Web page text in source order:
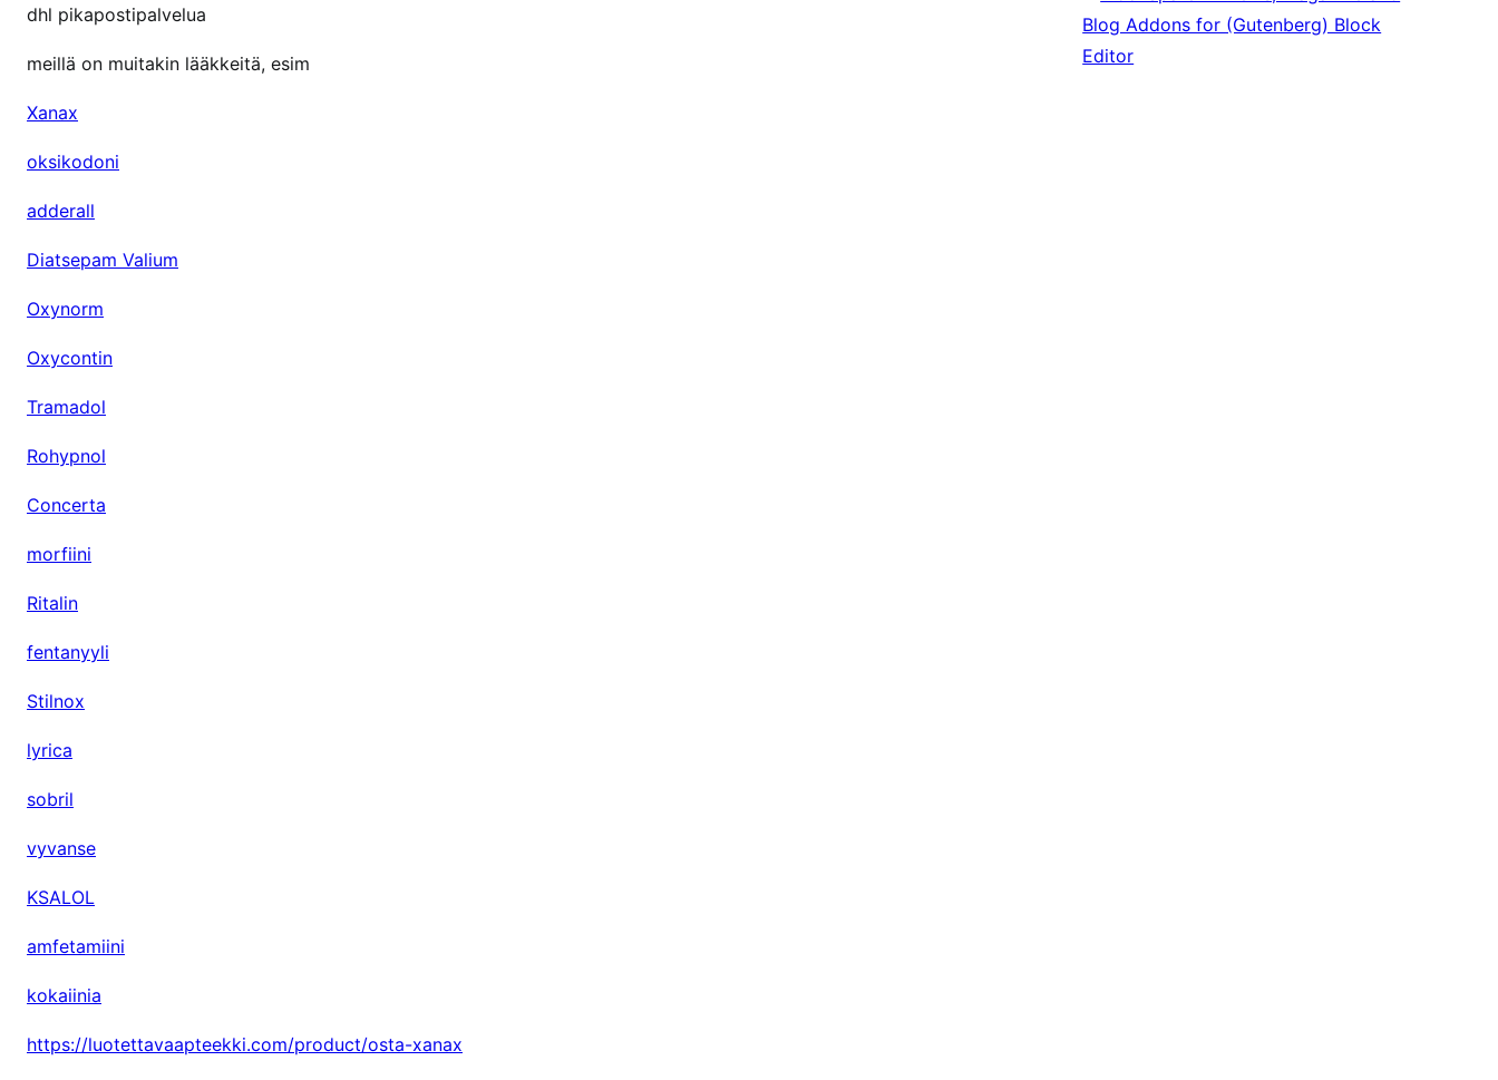
dhl pikapostipalvelua
meillä on muitakin lääkkeitä, esim
Xanax
oksikodoni
adderall
Diatsepam Valium
Oxynorm
Oxycontin
Tramadol
Rohypnol
Concerta
morfiini
Ritalin
fentanyyli
Stilnox
lyrica
sobril
vyvanse
KSALOL
amfetamiini
kokaiinia
https://luotettavaapteekki.com/product/osta-xanax